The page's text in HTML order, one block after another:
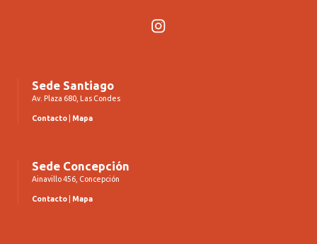
Instagram
Sede Santiago
Av. Plaza 680, Las Condes
Contacto Mapa
Sede Concepción
Ainavillo 456, Concepción
Contacto Mapa